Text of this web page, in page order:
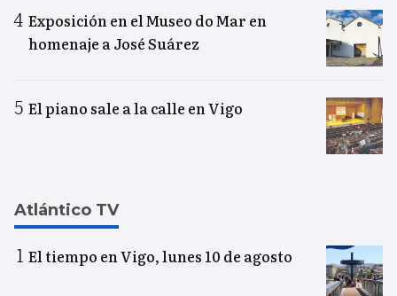
Exposición en el Museo do Mar en
homenaje a José Suárez
El piano sale a la calle en Vigo
Atlántico TV
El tiempo en Vigo, lunes 10 de agosto